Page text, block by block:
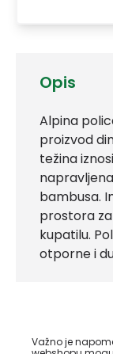
Opis
Alpina
proizvod
težina
bambusa.
prostora
kupatilu.
otporne i
Važno je